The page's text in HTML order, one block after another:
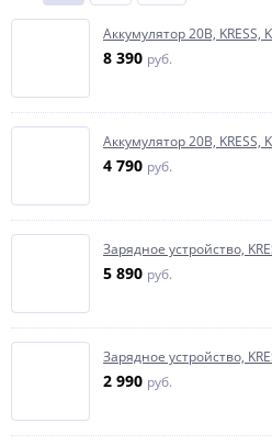
Аккумулятор 20В, KRESS,
8 390 руб.
Аккумулятор 20В, KRESS,
4 790 руб.
Зарядное устройство,
5 890 руб.
Зарядное устройство,
2 990 руб.